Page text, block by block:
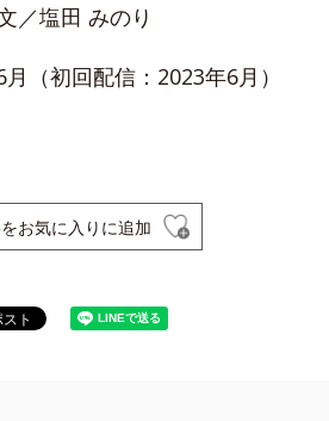
／塩田 みのり
（初回配信：2023年6月）
お気に入りに追加